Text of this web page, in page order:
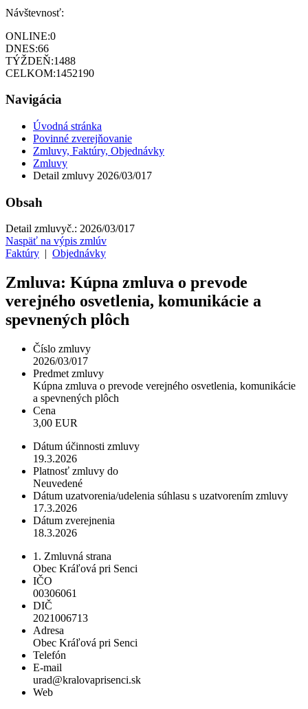
Návštevnosť:
ONLINE:0
DNES:66
TÝŽDEŇ:1488
CELKOM:1452190
Navigácia
Úvodná stránka
Povinné zverejňovanie
Zmluvy, Faktúry, Objednávky
Zmluvy
Detail zmluvy 2026/03/017
Obsah
Detail zmluvyč.: 2026/03/017
Naspäť na výpis zmlúv
Faktúry
Objednávky
Zmluva: Kúpna zmluva o prevode
verejného osvetlenia, komunikácie a
spevnených plôch
Číslo zmluvy
2026/03/017
Predmet zmluvy
Kúpna zmluva o prevode verejného osvetlenia, komunikácie
a spevnených plôch
Cena
3,00 EUR
Dátum účinnosti zmluvy
19.3.2026
Platnosť zmluvy do
Neuvedené
Dátum uzatvorenia/udelenia súhlasu s uzatvorením zmluvy
17.3.2026
Dátum zverejnenia
18.3.2026
1. Zmluvná strana
Obec Kráľová pri Senci
IČO
00306061
DIČ
2021006713
Adresa
Obec Kráľová pri Senci
Telefón
E-mail
urad@kralovaprisenci.sk
Web